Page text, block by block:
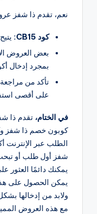
نعم، تقدم ذا شفز
كود CB15:
بعض العروض
بمجرد إدخال
تأكد من
على أقصى
في الختام، تقدم ذا
كوبون خصم ذا شفز
الطلب عبر الإنترنت
شفز أول طلب أو
يمكنك دائمًا العثور
يمكن الحصول على
ولابد من إدخالها
مع هذه العروض